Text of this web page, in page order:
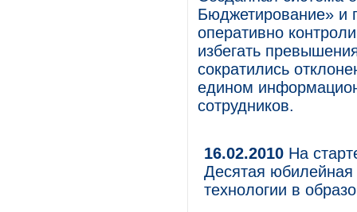
Бюджетирование» и
оперативно
избегать
сократились
едином
сотрудников.
16.02.2010 На
Десятая
технологии в